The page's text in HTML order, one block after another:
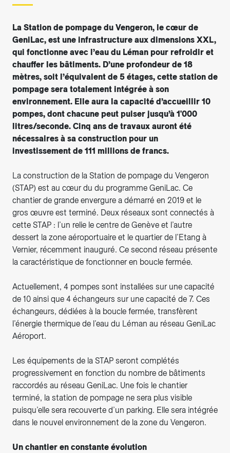
La Station de pompage du Vengeron, le cœur de
GeniLac, est une infrastructure aux dimensions XXL,
qui fonctionne avec l’eau du Léman pour refroidir et
chauffer les bâtiments. D’une profondeur de 18
mètres, soit l’équivalent de 5 étages, cette station de
pompage sera totalement intégrée à son
environnement. Elle aura la capacité d’accueillir 10
pompes, dont chacune peut puiser jusqu’à 1'000
litres/seconde. Cinq ans de travaux auront été
nécessaires à sa construction pour un
investissement de 111 millions de francs.
La construction de la Station de pompage du Vengeron
(STAP) est au cœur du du programme GeniLac. Ce
chantier de grande envergure a démarré en 2019 et le
gros œuvre est terminé. Deux réseaux sont connectés à
cette STAP : l’un relie le centre de Genève et l’autre
dessert la zone aéroportuaire et le quartier de l’Etang à
Vernier, récemment inauguré. Ce second réseau présente
la caractéristique de fonctionner en boucle fermée.
Actuellement, 4 pompes sont installées sur une capacité
de 10 ainsi que 4 échangeurs sur une capacité de 7. Ces
échangeurs, dédiées à la boucle fermée, transfèrent
l’énergie thermique de l’eau du Léman au réseau GeniLac
Aéroport.
Les équipements de la STAP seront complétés
progressivement en fonction du nombre de bâtiments
raccordés au réseau GeniLac. Une fois le chantier
terminé, la station de pompage ne sera plus visible
puisqu’elle sera recouverte d’un parking. Elle sera intégrée
dans le nouvel environnement de la zone du Vengeron.
Un chantier en constante évolution